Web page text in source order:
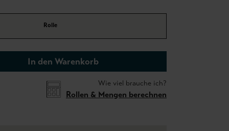
Rolle
In den Warenkorb
Wie viel brauche ich?
Rollen & Mengen berechnen